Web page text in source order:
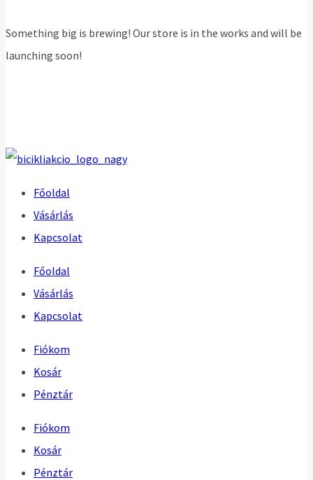
Something big is brewing! Our store is in the works and will be
launching soon!
Főoldal
Vásárlás
Kapcsolat
Főoldal
Vásárlás
Kapcsolat
Fiókom
Kosár
Pénztár
Fiókom
Kosár
Pénztár